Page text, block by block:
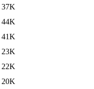
37K
44K
41K
23K
22K
20K